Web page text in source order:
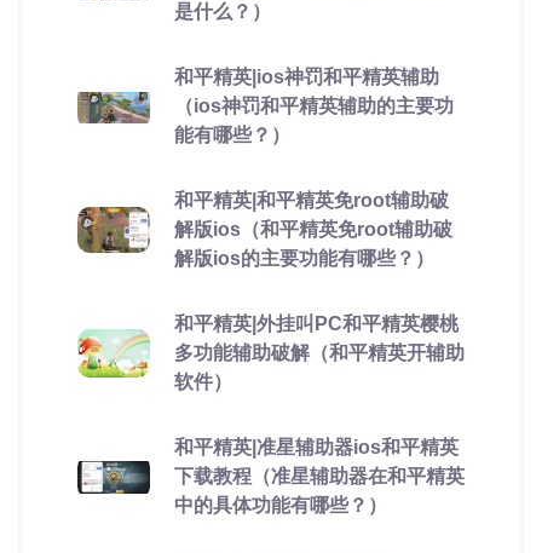
是什么？）
和平精英|ios神罚和平精英辅助
（ios神罚和平精英辅助的主要功
能有哪些？）
和平精英|和平精英免root辅助破
解版ios（和平精英免root辅助破
解版ios的主要功能有哪些？）
和平精英|外挂叫PC和平精英樱桃
多功能辅助破解（和平精英开辅助
软件）
和平精英|准星辅助器ios和平精英
下载教程（准星辅助器在和平精英
中的具体功能有哪些？）